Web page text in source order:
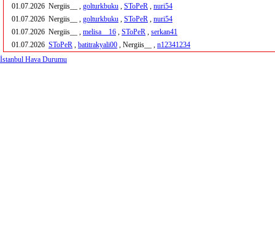
01.07.2026 Nergiis__ , golturkbuku , SToPeR , nuri54
01.07.2026 Nergiis__ , golturkbuku , SToPeR , nuri54
01.07.2026 Nergiis__ , melisa__16 , SToPeR , serkan41
01.07.2026 SToPeR , batitrakyali00 , Nergiis__ , n12341234
İstanbul Hava Durumu